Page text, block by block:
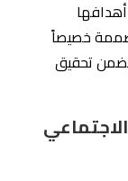
خصيصاً
تحقيق